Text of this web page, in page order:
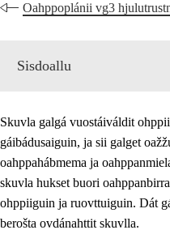
Oahppoplánii vg3
Sisdoallu
Skuvla galgá vuostáiváldit
gáibádusaiguin, ja sii galget
oahppahábmema ja
skuvla hukset buori
ohppiiguin ja ruovttuiguin. Dát
berošta ovdánahttit skuvlla.